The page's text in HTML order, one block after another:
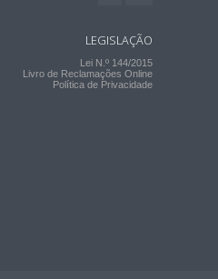
LEGISLAÇÃO
Lei N.º 144/2015
Livro de Reclamações Online
Política de Privacidade